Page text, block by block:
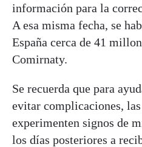
información para la
A esa misma fecha, se
España cerca de 41
Comirnaty.
Se recuerda que para
evitar complicaciones, las
experimenten signos de
los días posteriores a